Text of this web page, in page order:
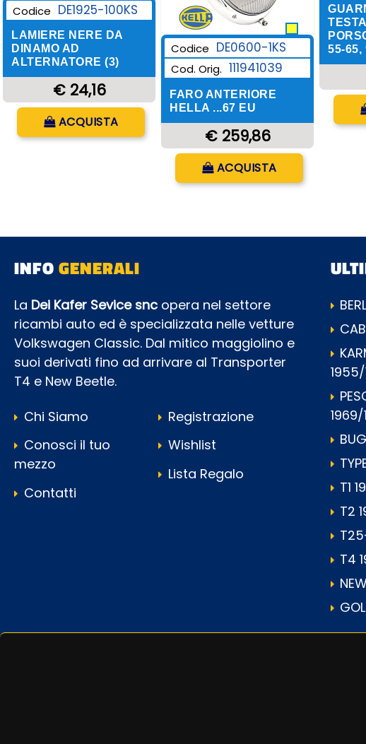
Codice DE1925-100KS
LAMIERE NERE DA
DINAMO AD
ALTERNATORE (3)
€ 24,16
ACQUISTA
Codice DE0600-1KS
Cod. Orig. 111941039
FARO ANTERIORE
HELLA ...67 EU
€ 259,86
Quantità
ACQUISTA
55-65,
INFOGENERALI
La Dei Kafer Sevice snc opera nel settore
ricambi auto ed è specializzata nelle vetture
Volkswagen Classic. Dal mitico maggiolino e
suoi derivati fino ad arrivare al Transporter
T4 e New Beetle.
Chi Siamo
Conosci il tuo
mezzo
Contatti
Registrazione
Wishlist
Lista Regalo
1969/
T1
T2
T4